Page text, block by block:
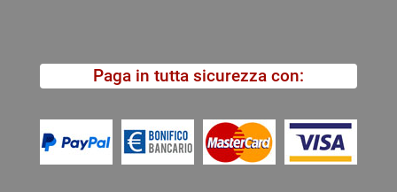
Paga in tutta sicurezza con: